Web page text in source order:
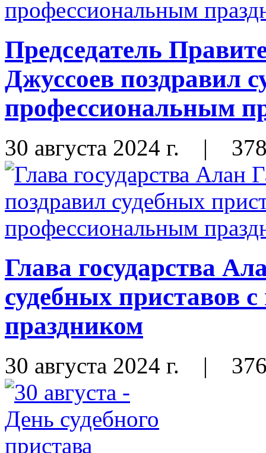
Председатель
Джуссоев поздравил
профессиональным
30 августа 2024 г. |
Глава государства
судебных приставов
праздником
30 августа 2024 г. |